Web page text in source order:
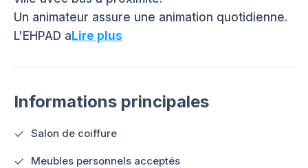
Un animateur assure une animation quotidienne.
L'EHPAD aLire plus
Informations principales
Salon de coiffure
Meubles personnels acceptés